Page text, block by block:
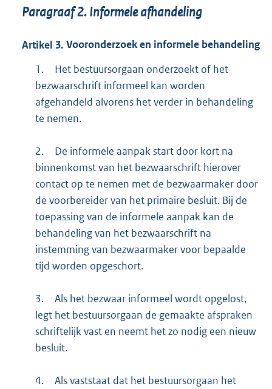
Paragraaf 2. Informele afhandeling
Artikel 3. Vooronderzoek en informele behandeling
1.
Het bestuursorgaan onderzoekt of het
bezwaarschrift informeel kan worden
afgehandeld alvorens het verder in behandeling
te nemen.
2.
De informele aanpak start door kort na
binnenkomst van het bezwaarschrift hierover
contact op te nemen met de bezwaarmaker door
de voorbereider van het primaire besluit. Bij de
toepassing van de informele aanpak kan de
behandeling van het bezwaarschrift na
instemming van bezwaarmaker voor bepaalde
tijd worden opgeschort.
3.
Als het bezwaar informeel wordt opgelost,
legt het bestuursorgaan de gemaakte afspraken
schriftelijk vast en neemt het zo nodig een nieuw
besluit.
4. Als vaststaat dat het bestuursorgaan het